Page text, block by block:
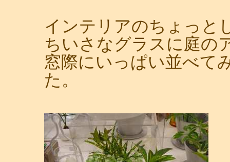
インテリアのちょっと
ちいさなグラスに庭の
窓際にいっぱい並べて
た。